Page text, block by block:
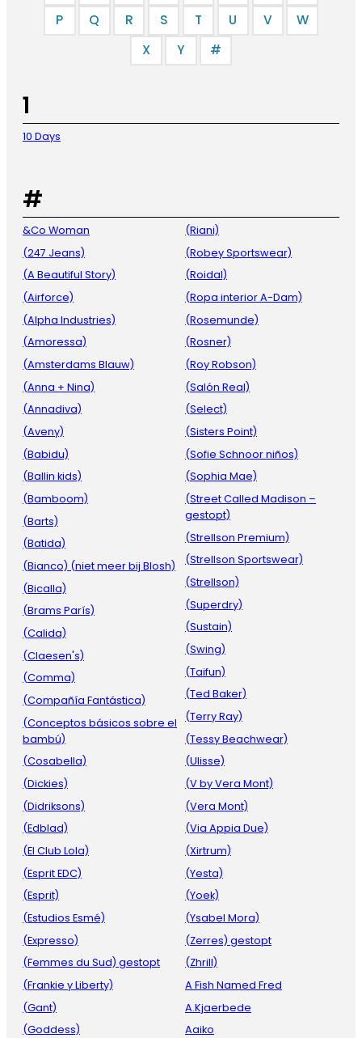
P
Q R S T U V
W
X
Y #
1
10 Days
#
&Co Woman
(247 Jeans)
(A Beautiful Story)
(Airforce)
(Alpha Industries)
(Amoressa)
(Amsterdams Blauw)
(Anna + Nina)
(Annadiva)
(Aveny)
(Babidu)
(Ballin kids)
(Bamboom)
(Barts)
(Batida)
(Bianco) (niet meer bij Blosh)
(Bicalla)
(Brams París)
(Calida)
(Claesen's)
(Comma)
(Compañía Fantástica)
(Conceptos básicos sobre el
bambú)
(Cosabella)
(Dickies)
(Didriksons)
(Edblad)
(El Club Lola)
(Esprit EDC)
(Esprit)
(Estudios Esmé)
(Expresso)
(Femmes du Sud) gestopt
(Frankie y Liberty)
(Gant)
(Goddess)
(Riani)
(Robey Sportswear)
(Roidal)
(Ropa interior A-Dam)
(Rosemunde)
(Rosner)
(Roy Robson)
(Salón Real)
(Select)
(Sisters Point)
(Sofie Schnoor niños)
(Sophia Mae)
(Street Called Madison –
gestopt)
(Strellson Premium)
(Strellson Sportswear)
(Strellson)
(Superdry)
(Sustain)
(Swing)
(Taifun)
(Ted Baker)
(Terry Ray)
(Tessy Beachwear)
(Ulisse)
(V by Vera Mont)
(Vera Mont)
(Via Appia Due)
(Xirtrum)
(Yesta)
(Yoek)
(Ysabel Mora)
(Zerres) gestopt
(Zhrill)
A Fish Named Fred
A.Kjaerbede
Aaiko